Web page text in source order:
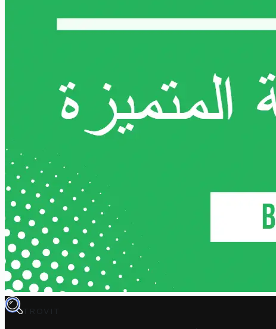
TROVIT